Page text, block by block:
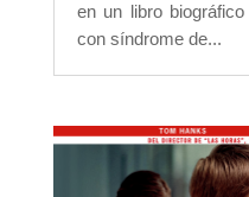
en un libro
con síndrome de...